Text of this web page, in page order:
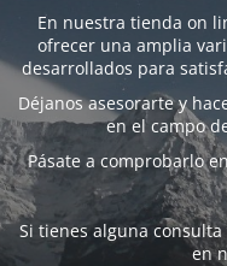
En nuestra tienda on
ofrecer una amplia
desarrollados para
Déjanos asesorarte y
en el campo
Pásate a comprobarlo
Si tienes alguna
en